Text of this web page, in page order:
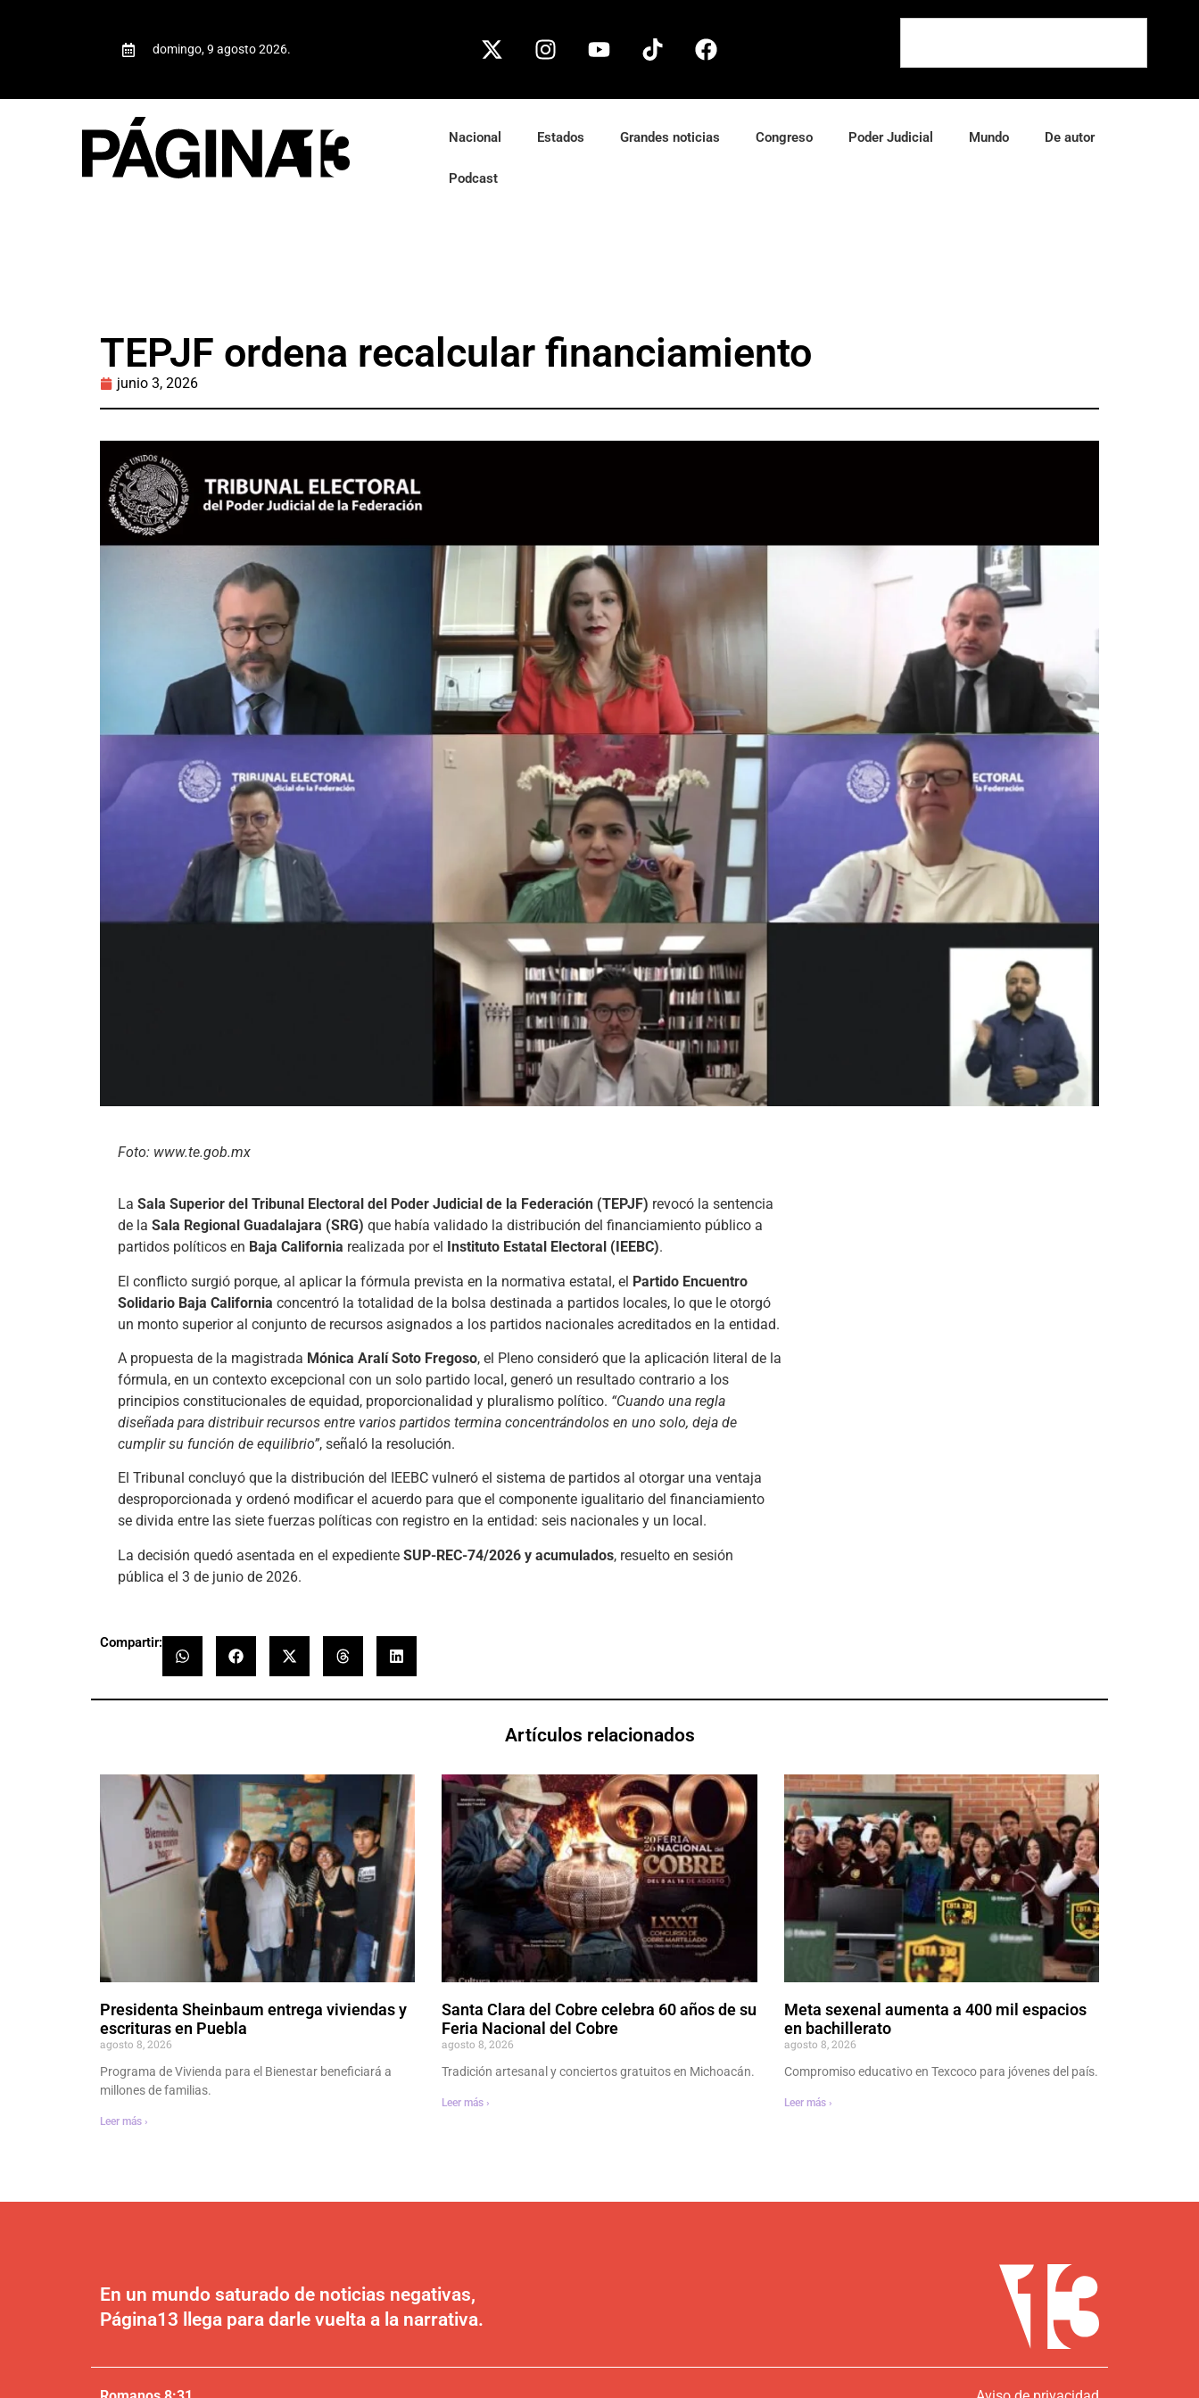
domingo, 9 agosto 2026.
Nacional Estados Grandes noticias Congreso Poder Judicial Mundo De autor
Podcast
TEPJF ordena recalcular financiamiento
junio 3, 2026
Foto: www.te.gob.mx
La Sala Superior del Tribunal Electoral del Poder Judicial de la Federación (TEPJF) revocó la sentencia
de la Sala Regional Guadalajara (SRG) que había validado la distribución del financiamiento público a
partidos políticos en Baja California realizada por el Instituto Estatal Electoral (IEEBC).
El conflicto surgió porque, al aplicar la fórmula prevista en la normativa estatal, el Partido Encuentro
Solidario Baja California concentró la totalidad de la bolsa destinada a partidos locales, lo que le otorgó
un monto superior al conjunto de recursos asignados a los partidos nacionales acreditados en la entidad.
A propuesta de la magistrada Mónica Aralí Soto Fregoso, el Pleno consideró que la aplicación literal de la
fórmula, en un contexto excepcional con un solo partido local, generó un resultado contrario a los
principios constitucionales de equidad, proporcionalidad y pluralismo político. “Cuando una regla
diseñada para distribuir recursos entre varios partidos termina concentrándolos en uno solo, deja de
cumplir su función de equilibrio”, señaló la resolución.
El Tribunal concluyó que la distribución del IEEBC vulneró el sistema de partidos al otorgar una ventaja
desproporcionada y ordenó modificar el acuerdo para que el componente igualitario del financiamiento
se divida entre las siete fuerzas políticas con registro en la entidad: seis nacionales y un local.
La decisión quedó asentada en el expediente SUP-REC-74/2026 y acumulados, resuelto en sesión
pública el 3 de junio de 2026.
Compartir:
Artículos relacionados
Presidenta Sheinbaum entrega viviendas y
escrituras en Puebla
agosto 8, 2026
Programa de Vivienda para el Bienestar beneficiará a
millones de familias.
Leer más ›
Santa Clara del Cobre celebra 60 años de su
Feria Nacional del Cobre
agosto 8, 2026
Tradición artesanal y conciertos gratuitos en Michoacán.
Leer más ›
Meta sexenal aumenta a 400 mil espacios
en bachillerato
agosto 8, 2026
Compromiso educativo en Texcoco para jóvenes del país.
Leer más ›
En un mundo saturado de noticias negativas,
Página13 llega para darle vuelta a la narrativa.